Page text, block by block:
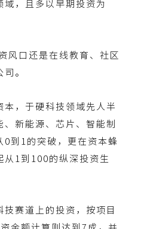
域，且多以早期投资为
风口还是在线教育、社区
。
本，于硬科技领域先人半
新能源、芯片、智能制
0到1的突破，更在资本蜂
从1到100的纵深投资生
赛道上的投资，按项目